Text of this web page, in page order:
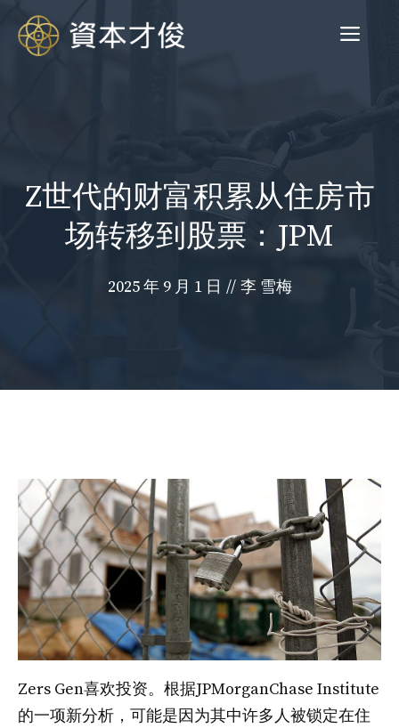
菜
Z世代的财富积累从住房市
场转移到股票：JPM
2025 年 9 月 1 日 // 李 雪梅
Zers Gen喜欢投资。根据JPMorganChase Institute
的一项新分析，可能是因为其中许多人被锁定在住